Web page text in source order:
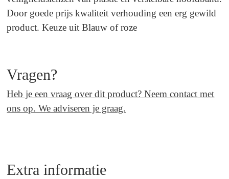
Door goede prijs kwaliteit verhouding een erg gewild
product. Keuze uit Blauw of roze
Vragen?
Heb je een vraag over dit product? Neemcontact met
ons op. We adviseren je graag.
Extra informatie